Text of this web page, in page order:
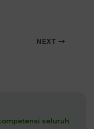
NEXT
seluruh